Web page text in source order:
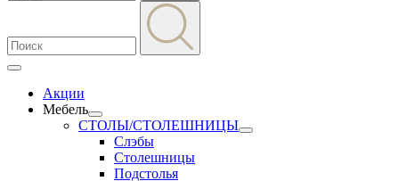
Акции
Мебель
СТОЛЫ/СТОЛЕШНИЦЫ
Слэбы
Столешницы
Подстолья